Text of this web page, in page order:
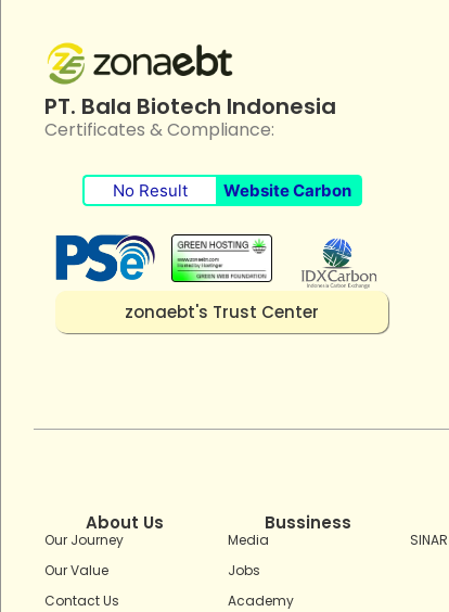
PT. Bala Biotech Indonesia
Certificates & Compliance:
No Result Website Carbon
zonaebt's Trust Center
About Us
Our Journey
Our Value
Contact Us
Bussiness
Media
Jobs
Academy
SINAR